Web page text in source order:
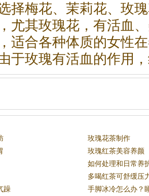
择梅花、茉莉花、玫
，尤其玫瑰花，有活血
适合各种体质的女性
于玫瑰有活血的作用
玫瑰花茶制作
玫瑰红茶美容养颜
如何处理和日常养
多喝红茶可舒缓压
躁
手脚冰冷怎么办？